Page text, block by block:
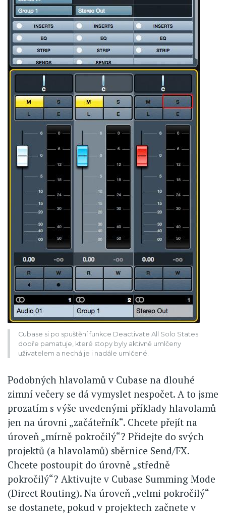
Cubase si po spuštění funkce Deactivate All Solo States
dobře pamatuje, které stopy byly aktivně umlčeny
uživatelem a nechá je i nadále umlčené.
Podobných hlavolamů v Cubase na dlouhé
zimní večery se dá vymyslet nespočet. A to jsme
prozatím s výše uvedenými příklady hlavolamů
jen na úrovni „začáteřník“. Chcete přejít na
úroveň „mírně pokročilý“? Přidejte do svých
projektů (a hlavolamů) sběrnice Send/FX.
Chcete postoupit do úrovně „středně
pokročilý“? Aktivujte v Cubase Summing Mode
(Direct Routing). Na úroveň „velmi pokročilý“
se dostanete, pokud v projektech začnete v